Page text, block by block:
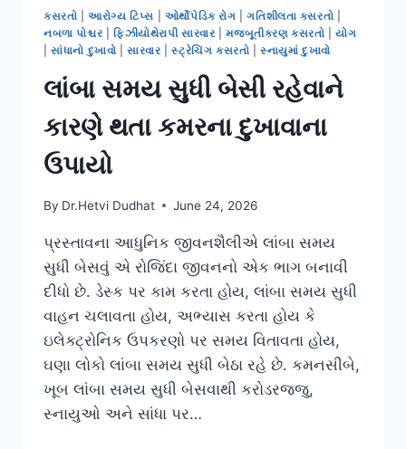
કસરતો |આરોગ્ય ટિપ્સ ઓર્થોપેડિક રોગ |ગતિશીલતા કસરતો
નબળા પોશ્ચર
ફિઝીયોથેરાપી સારવાર |મજબૂતીકરણ કસરતો |યોગ
|સાંધાનો દુખાવો |સારવાર |સ્ટ્રેચિંગ કસરતો |સ્નાયુમાં દુખાવો
લાંબા સમય સુધી બેસી રહેવાને
કારણે થતા કમરના દુખાવાના
ઉપાયો
By Dr.Hetvi Dudhat June 24, 2026
પ્રસ્તાવના આધુનિક જીવનશૈલીએ લાંબા સમય
સુધી બેસવું એ રોજિંદા જીવનનો એક ભાગ બનાવી
દીધો છે. ડેસ્ક પર કામ કરતા હોય, લાંબા સમય સુધી
વાહન ચલાવતા હોય, અભ્યાસ કરતા હોય કે
ઇલેક્ટ્રોનિક ઉપકરણો પર સમય વિતાવતા હોય,
ઘણા લોકો લાંબા સમય સુધી બેઠા રહે છે. કમનસીબે,
ખૂબ લાંબા સમય સુધી બેસવાથી કરોડરજ્જુ,
સ્નાયુઓ અને સાંધા પર…